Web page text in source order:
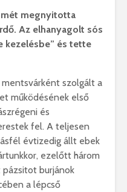
megnyitotta
Az elhanyagolt sós
kezelésbe” és tette
szolgált a
működésének első
és
fel. A teljesen
évtizedig állt ebek
ezelőtt három
burjánok
a lépcső